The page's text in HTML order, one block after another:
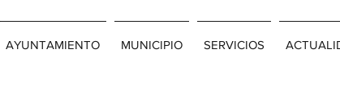
AYUNTAMIENTO MUNICIPIO SERVICIOS